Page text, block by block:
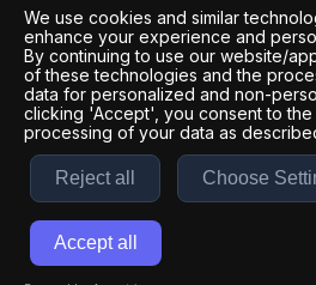
Privacidad
Desarrollo por
Términos y condiciones
We use cookies and similar
enhance your experience and
By continuing to use our website/
of these technologies and the
data for personalized and non-
clicking 'Accept', you consent to
processing of your data as
Reject all Choose
Accept all